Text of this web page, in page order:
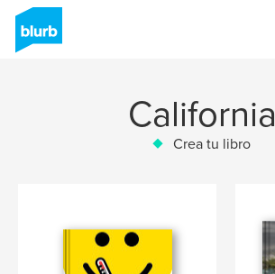
California
Crea tu libro